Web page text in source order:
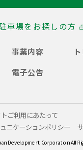
車場をお探しの方
事業内容
電子公告
ご利用にあたって
ニケーションポリシー
Development Corporation All